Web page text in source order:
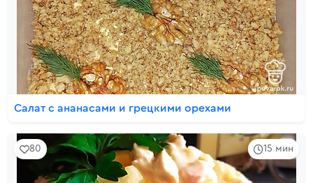
Салат с ананасами и грецкими орехами
15 мин
80